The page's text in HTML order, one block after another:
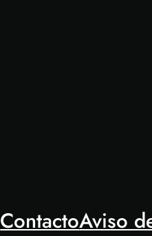
ContactoAviso